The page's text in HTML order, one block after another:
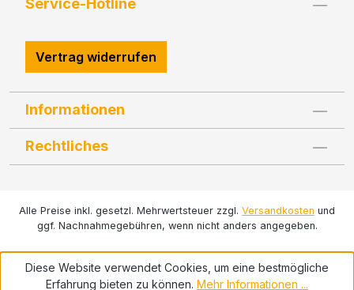
Service-Hotline
Vertrag widerrufen
Informationen
Rechtliches
Alle Preise inkl. gesetzl. Mehrwertsteuer zzgl. Versandkosten und
ggf. Nachnahmegebühren, wenn nicht anders angegeben.
Diese Website verwendet Cookies, um eine bestmögliche
Erfahrung bieten zu können. Mehr Informationen ...